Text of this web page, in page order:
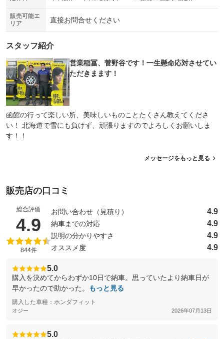
販売可能エ
リア
直接お問合せください
スタッフ紹介
営業稲冨、菅野谷です！一生懸命応対させてい
ただきまます！
函館の行って楽しい所、美味しいものことたくさん教えてくださ
い！ 北海道で雪にも負けず、頑張りますのでよろしくお願いしま
す！！
メッセージをもっと見る
販売店の口コミ
総合評価
4.9 （5点満点中）
844件
お問い合わせ（見積り） 4.9
納車までの対応 4.9
説明の分かりやすさ 4.9
オススメ度 4.9
5.0
購入を決めてからわずか10日で納車。思っていたより納車日が
早かったので助かった。
もっと見る
購入した車種：ホンダフィット
オジー 2026年07月13日
5.0